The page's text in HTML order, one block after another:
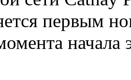
первым
начала